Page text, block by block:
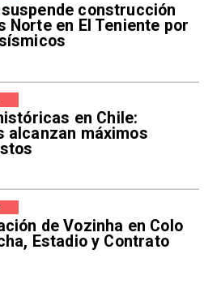
construcción
Norte en El Teniente por
en Chile:
alcanzan máximos
de Vozinha en Colo
Estadio y Contrato